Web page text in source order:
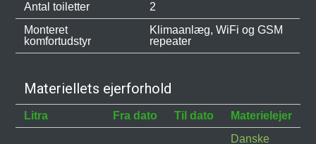
Antal toiletter
2
Monteret
komfortudstyr
Klimaanlæg, WiFi og GSM
repeater
Materiellets ejerforhold
Litra Fra dato Til dato Materielejer
Danske